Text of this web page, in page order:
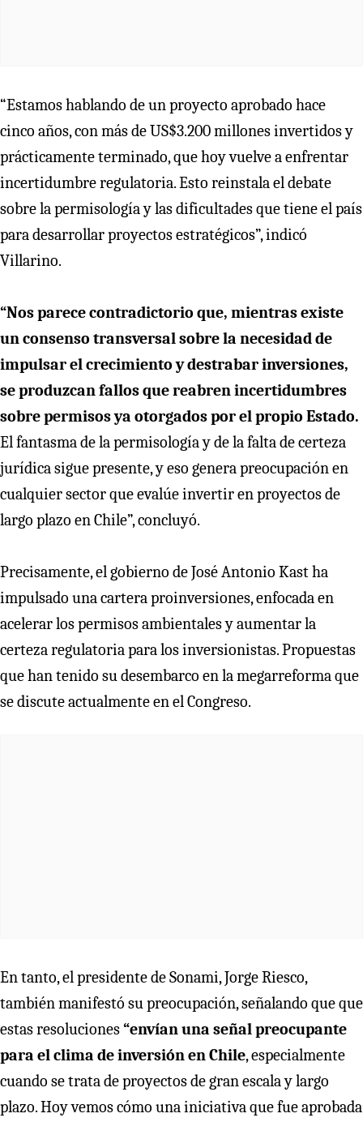
“Estamos hablando de un proyecto aprobado hace
cinco años, con más de US$3.200 millones invertidos y
prácticamente terminado, que hoy vuelve a enfrentar
incertidumbre regulatoria. Esto reinstala el debate
sobre la permisología y las dificultades que tiene el país
para desarrollar proyectos estratégicos”, indicó
Villarino.
“Nos parece contradictorio que, mientras existe
un consenso transversal sobre la necesidad de
impulsar el crecimiento y destrabar inversiones,
se produzcan fallos que reabren incertidumbres
sobre permisos ya otorgados por el propio Estado.
El fantasma de la permisología y de la falta de certeza
jurídica sigue presente, y eso genera preocupación en
cualquier sector que evalúe invertir en proyectos de
largo plazo en Chile”, concluyó.
Precisamente, el gobierno de José Antonio Kast ha
impulsado una cartera proinversiones, enfocada en
acelerar los permisos ambientales y aumentar la
certeza regulatoria para los inversionistas. Propuestas
que han tenido su desembarco en la megarreforma que
se discute actualmente en el Congreso.
En tanto, el presidente de Sonami, Jorge Riesco,
también manifestó su preocupación, señalando que que
estas resoluciones“envían una señal preocupante
para el clima de inversión en Chile, especialmente
cuando se trata de proyectos de gran escala y largo
plazo. Hoy vemos cómo una iniciativa que fue aprobada